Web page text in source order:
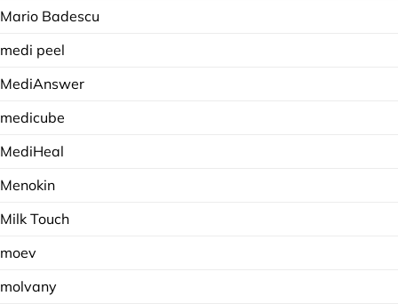
Mario Badescu
medi peel
MediAnswer
medicube
MediHeal
Menokin
Milk Touch
moev
molvany